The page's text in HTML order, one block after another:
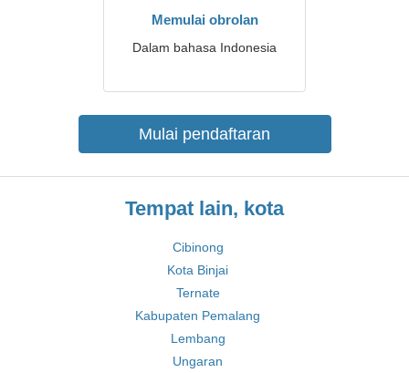
Memulai obrolan
Dalam bahasa Indonesia
Mulai pendaftaran
Tempat lain, kota
Cibinong
Kota Binjai
Ternate
Kabupaten Pemalang
Lembang
Ungaran